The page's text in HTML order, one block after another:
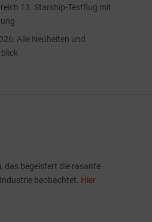
13. Starship-Testflug mit
Alle Neuheiten und
das begeistert die rasante
beobachtet. Hier